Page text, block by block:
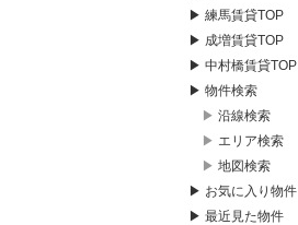
▶ 練馬賃貸TOP
▶ 成増賃貸TOP
▶ 中村橋賃貸TOP
▶ 物件検索
▶ 沿線検索
▶ エリア検索
▶ 地図検索
▶ お気に入り物件
▶ 最近見た物件